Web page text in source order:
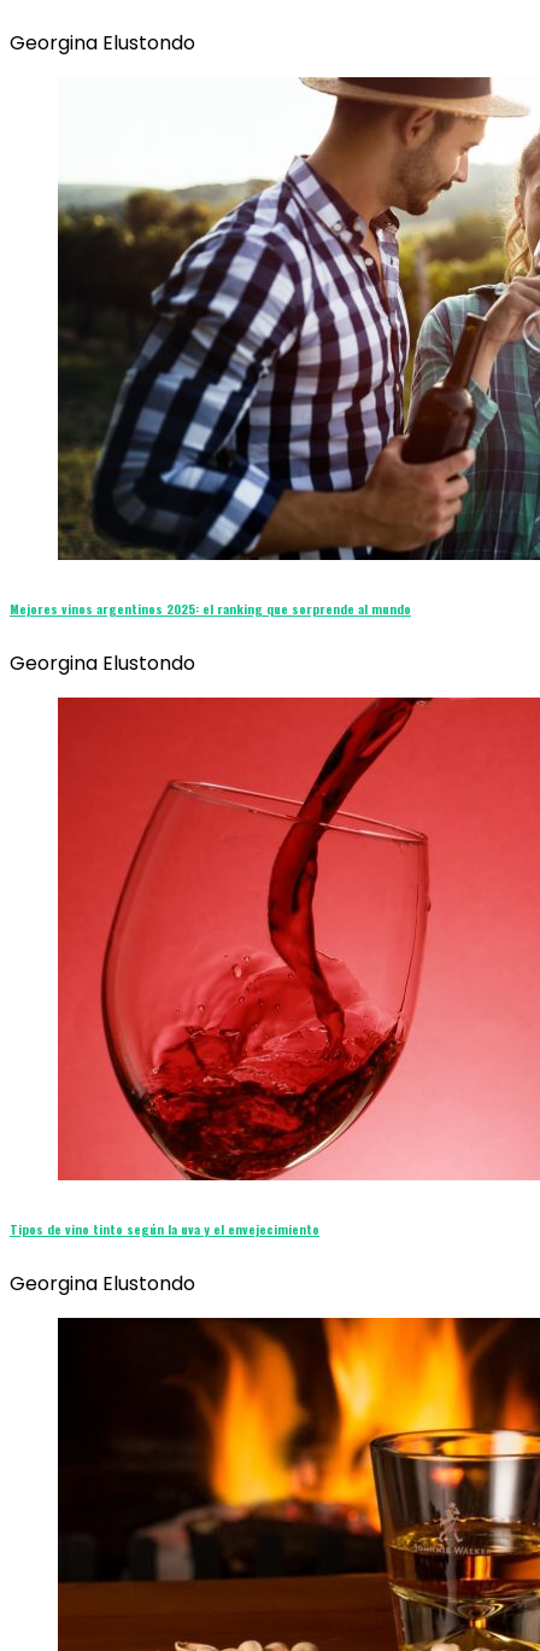
Georgina Elustondo
Mejores vinos argentinos 2025: el ranking que sorprende al mundo
Georgina Elustondo
Tipos de vino tinto según la uva y el envejecimiento
Georgina Elustondo